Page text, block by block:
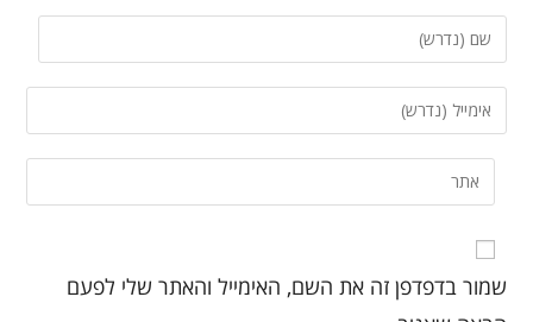
שמור בדפדפן זה את השם, האימייל והאתר שלי לפעם